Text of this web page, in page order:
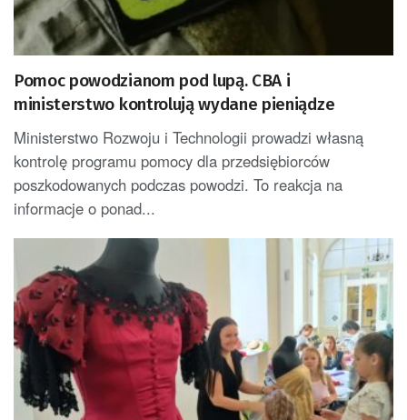
Pomoc powodzianom pod lupą. CBA i
ministerstwo kontrolują wydane pieniądze
Ministerstwo Rozwoju i Technologii prowadzi własną
kontrolę programu pomocy dla przedsiębiorców
poszkodowanych podczas powodzi. To reakcja na
informacje o ponad...